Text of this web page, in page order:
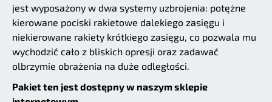
jest wyposażony w dwa systemy uzbrojenia: potężne
kierowane pociski rakietowe dalekiego zasięgu i
niekierowane rakiety krótkiego zasięgu, co pozwala mu
wychodzić cało z bliskich opresji oraz zadawać
olbrzymie obrażenia na duże odległości.
Pakiet ten jest dostępny w naszym sklepie